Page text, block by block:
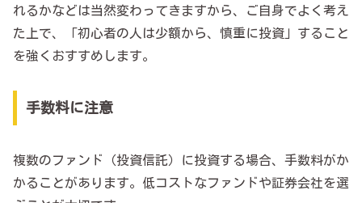
れるかなどは当然変わってきますから、ご自身でよく考え
た上で、「初心者の人は少額から、慎重に投資」すること
を強くおすすめします。
手数料に注意
複数のファンド（投資信託）に投資する場合、手数料がか
かることがあります。低コストなファンドや証券会社を選